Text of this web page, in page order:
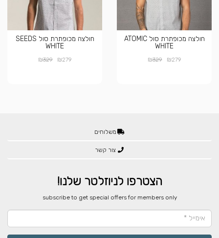
חולצה מכופתרת סול ATOMIC
WHITE
₪279
₪329
חולצה מכופתרת סול SEEDS
WHITE
₪279
₪329
משלוחים
צור קשר
הצטרפו לניוזלטר שלנו!
​subscribe to get special offers for members only